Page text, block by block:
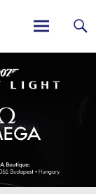
Skip
content